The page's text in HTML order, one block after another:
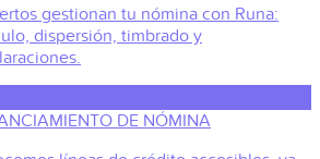
gestionan tu nómina con Runa:
dispersión, timbrado y
DE NÓMINA